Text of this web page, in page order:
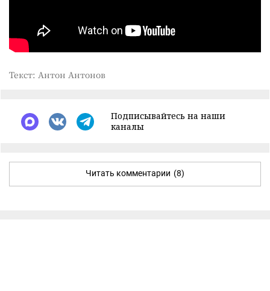
Текст: Антон Антонов
Подписывайтесь на наши
каналы
Читать комментарии (8)